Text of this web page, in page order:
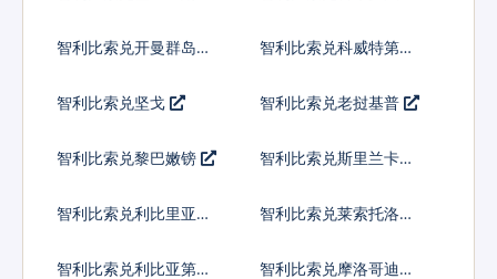
智利比索兑开曼群岛元
智利比索兑科威特第纳
智利比索兑坚戈 智利比索兑老挝基普
智利比索兑黎巴嫩镑
智利比索兑斯里兰卡卢
智利比索兑利比里亚元 智利比索兑莱索托洛蒂
智利比索兑利比亚第纳
智利比索兑摩洛哥迪拉